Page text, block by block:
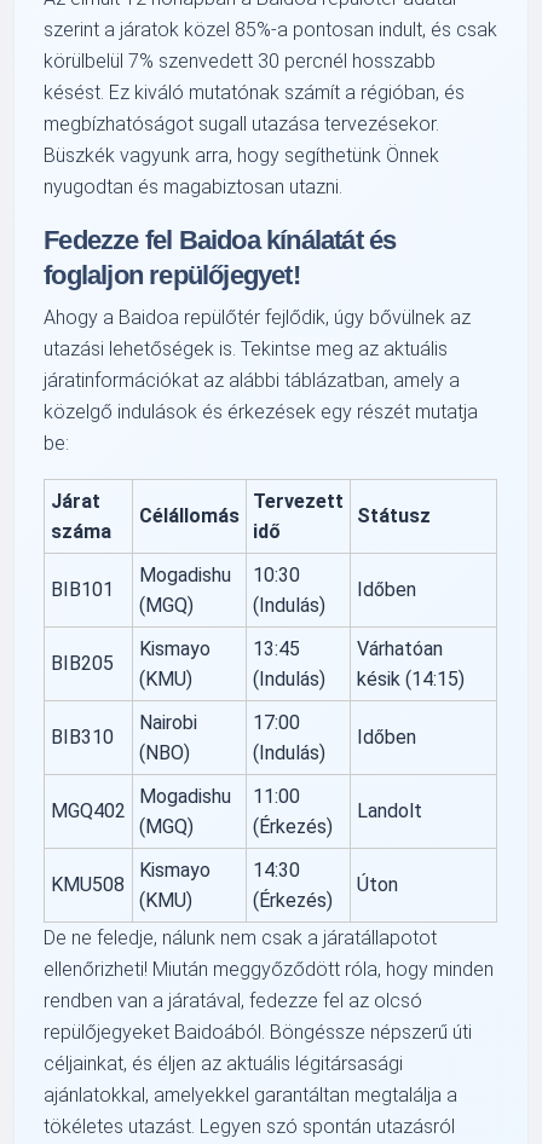
szerint a járatok közel 85%-a pontosan indult, és csak
körülbelül 7% szenvedett 30 percnél hosszabb
késést. Ez kiváló mutatónak számít a régióban, és
megbízhatóságot sugall utazása tervezésekor.
Büszkék vagyunk arra, hogy segíthetünk Önnek
nyugodtan és magabiztosan utazni.
Fedezze fel Baidoa kínálatát és
foglaljon repülőjegyet!
Ahogy a Baidoa repülőtér fejlődik, úgy bővülnek az
utazási lehetőségek is. Tekintse meg az aktuális
járatinformációkat az alábbi táblázatban, amely a
közelgő indulások és érkezések egy részét mutatja
be:
Járat
száma
Célállomás
Tervezett
idő
Státusz
BIB101
Mogadishu
(MGQ)
10:30
(Indulás)
Időben
BIB205
Kismayo
(KMU)
13:45
(Indulás)
Várhatóan
késik (14:15)
BIB310
Nairobi
(NBO)
17:00
(Indulás)
Időben
MGQ402
Mogadishu
(MGQ)
11:00
(Érkezés)
Landolt
KMU508
Kismayo
(KMU)
14:30
(Érkezés)
Úton
De ne feledje, nálunk nem csak a járatállapotot
ellenőrizheti! Miután meggyőződött róla, hogy minden
rendben van a járatával, fedezze fel az olcsó
repülőjegyeket Baidoából. Böngéssze népszerű úti
céljainkat, és éljen az aktuális légitársasági
ajánlatokkal, amelyekkel garantáltan megtalálja a
tökéletes utazást. Legyen szó spontán utazásról